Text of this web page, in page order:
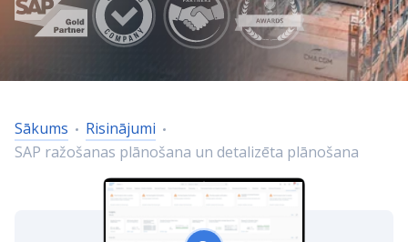
Sākums
Risinājumi
SAP ražošanas plānošana un detalizēta plānošana